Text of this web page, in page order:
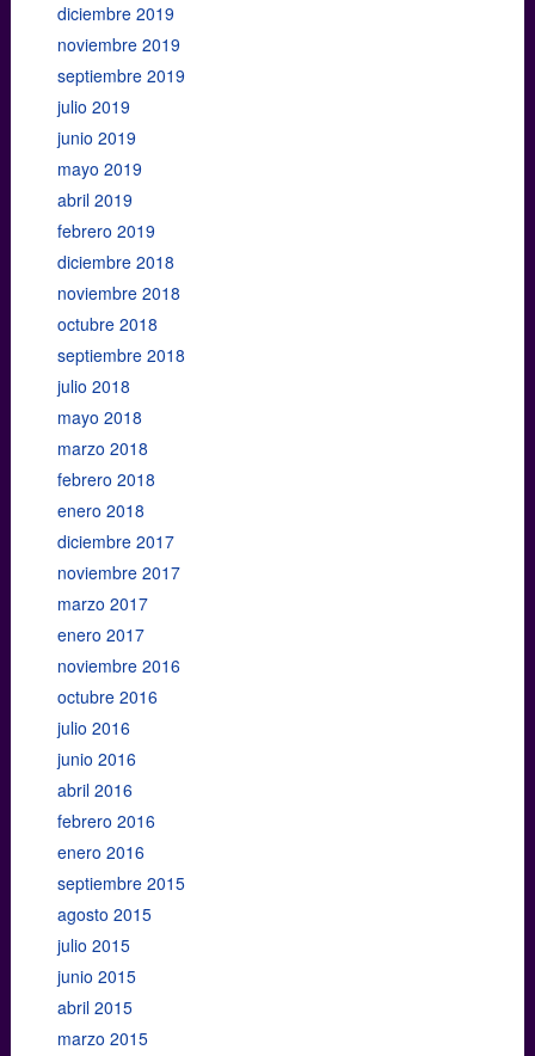
diciembre 2019
noviembre 2019
septiembre 2019
julio 2019
junio 2019
mayo 2019
abril 2019
febrero 2019
diciembre 2018
noviembre 2018
octubre 2018
septiembre 2018
julio 2018
mayo 2018
marzo 2018
febrero 2018
enero 2018
diciembre 2017
noviembre 2017
marzo 2017
enero 2017
noviembre 2016
octubre 2016
julio 2016
junio 2016
abril 2016
febrero 2016
enero 2016
septiembre 2015
agosto 2015
julio 2015
junio 2015
abril 2015
marzo 2015